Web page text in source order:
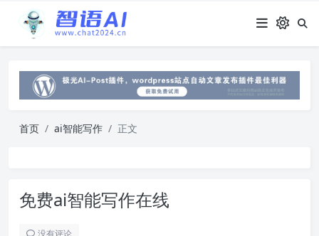
首页 ai智能写作 正文
免费ai智能写作在线
没有评论